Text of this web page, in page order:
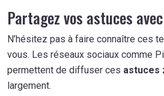
Partagez vos astuces
N’hésitez pas à faire connaître ces
vous. Les réseaux sociaux comme
permettent de diffuser ces astuces
largement.